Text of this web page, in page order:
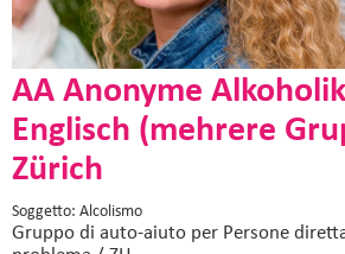
AA Anonyme
Englisch (mehrere
Zürich
Soggetto: Alcolismo
Gruppo di auto-aiuto per Persone